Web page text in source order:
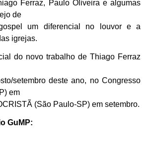
Ferraz, Paulo Oliveira e algumas
de
um diferencial no louvor e a
igrejas.
do novo trabalho de Thiago Ferraz
setembro deste ano, no Congresso
em
(São Paulo-SP) em setembro.
GuMP: